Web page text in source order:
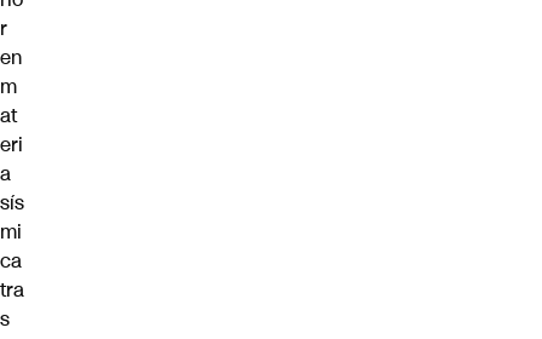
r
en
m
at
eri
a
sís
mi
ca
tra
s